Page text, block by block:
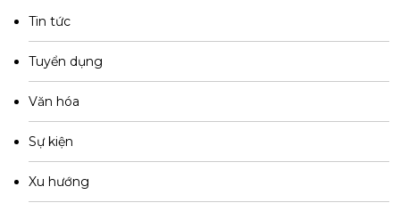
Tin tức
Tuyển dụng
Văn hóa
Sự kiện
Xu hướng